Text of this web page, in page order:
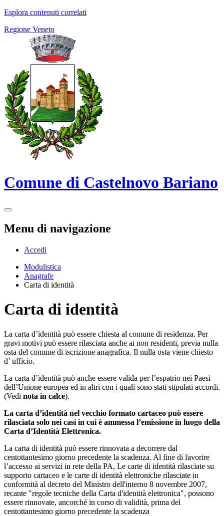
Esplora contenuti correlati
Regione Veneto
Comune di Castelnovo Bariano
Menu di navigazione
Accedi
Modulistica
Anagrafe
Carta di identità
Carta di identità
La carta d’identità può essere chiesta al comune di residenza. Per
gravi motivi può essere rilasciata anche ai non residenti, previa nulla
osta del comune di iscrizione anagrafica. Il nulla osta viene chiesto
d’ ufficio.
La carta d’identità può anche essere valida per l’espatrio nei Paesi
dell’Unione europea ed in altri con i quali sono stati stipulati accordi.
(Vedi nota in calce).
La carta d’identità nel vecchio formato cartaceo può essere
rilasciata solo nei casi in cui è ammessa l’emissione in luogo della
Carta d’Identità Elettronica.
La carta di identità può essere rinnovata a decorrere dal
centottantesimo giorno precedente la scadenza. Al fine di favorire
l’accesso ai servizi in rete della PA, Le carte di identità rilasciate su
supporto cartaceo e le carte di identità elettroniche rilasciate in
conformità al decreto del Ministro dell'interno 8 novembre 2007,
recante "regole tecniche della Carta d'identità elettronica", possono
essere rinnovate, ancorché in corso di validità, prima del
centottantesimo giorno precedente la scadenza